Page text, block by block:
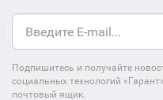
Подпишитесь и получайте
социальных технологий
почтовый ящик.